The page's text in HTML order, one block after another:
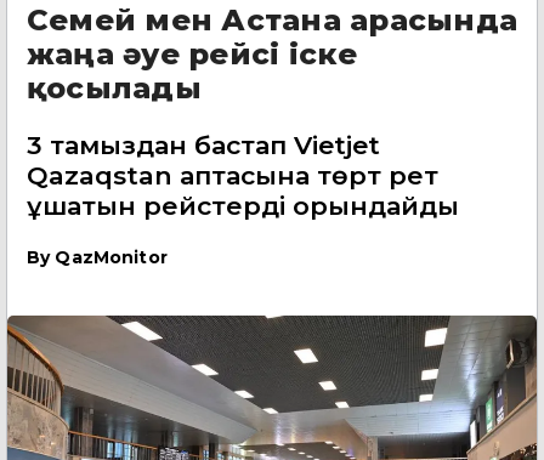
Семей мен Астана арасында
жаңа әуе рейсі іске
қосылады
3 тамыздан бастап Vietjet
Qazaqstan аптасына төрт рет
ұшатын рейстерді орындайды
By QazMonitor